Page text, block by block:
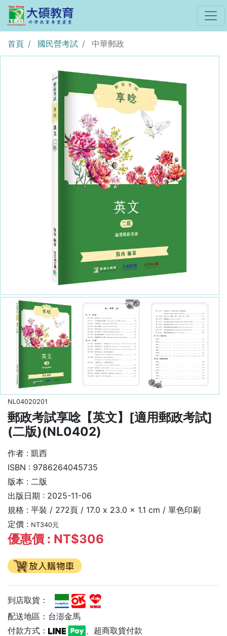
首頁 國民營考試 中華郵政
NL04020201
郵政考試享唸【英文】[適用郵政考試]
(二版)(NL0402)
作者 : 凱西
ISBN : 9786264045735
版本 : 二版
出版日期 : 2025-11-06
規格 : 平裝 / 272頁 / 17.0 x 23.0 x 1.1 cm / 單色印刷
定價 : NT340元
優惠價 : NT$306
到店取貨：
配送地區：台澎金馬
付款方式：
、超商取貨付款